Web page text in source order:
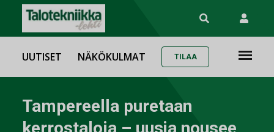
UUTISET NÄKÖKULMAT TILAA
Tampereella puretaan